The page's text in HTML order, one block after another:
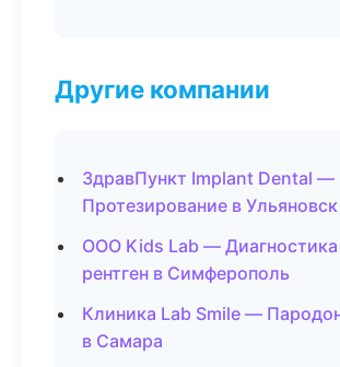
Другие компании
ЗдравПункт Implant Dental —
Протезирование в Ульяновск
ООО Kids Lab — Диагностика
рентген в Симферополь
Клиника Lab Smile —
в Самара